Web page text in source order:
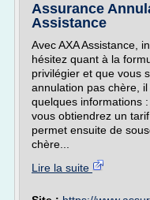
Assurance
Assistance
Avec AXA Assistance,
hésitez quant à la
privilégier et que vous
annulation pas chère,
quelques informations
vous obtiendrez un
permet ensuite de
chère...
Lire la suite